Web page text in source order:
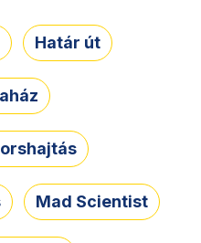
Határ út
Mad Scientist